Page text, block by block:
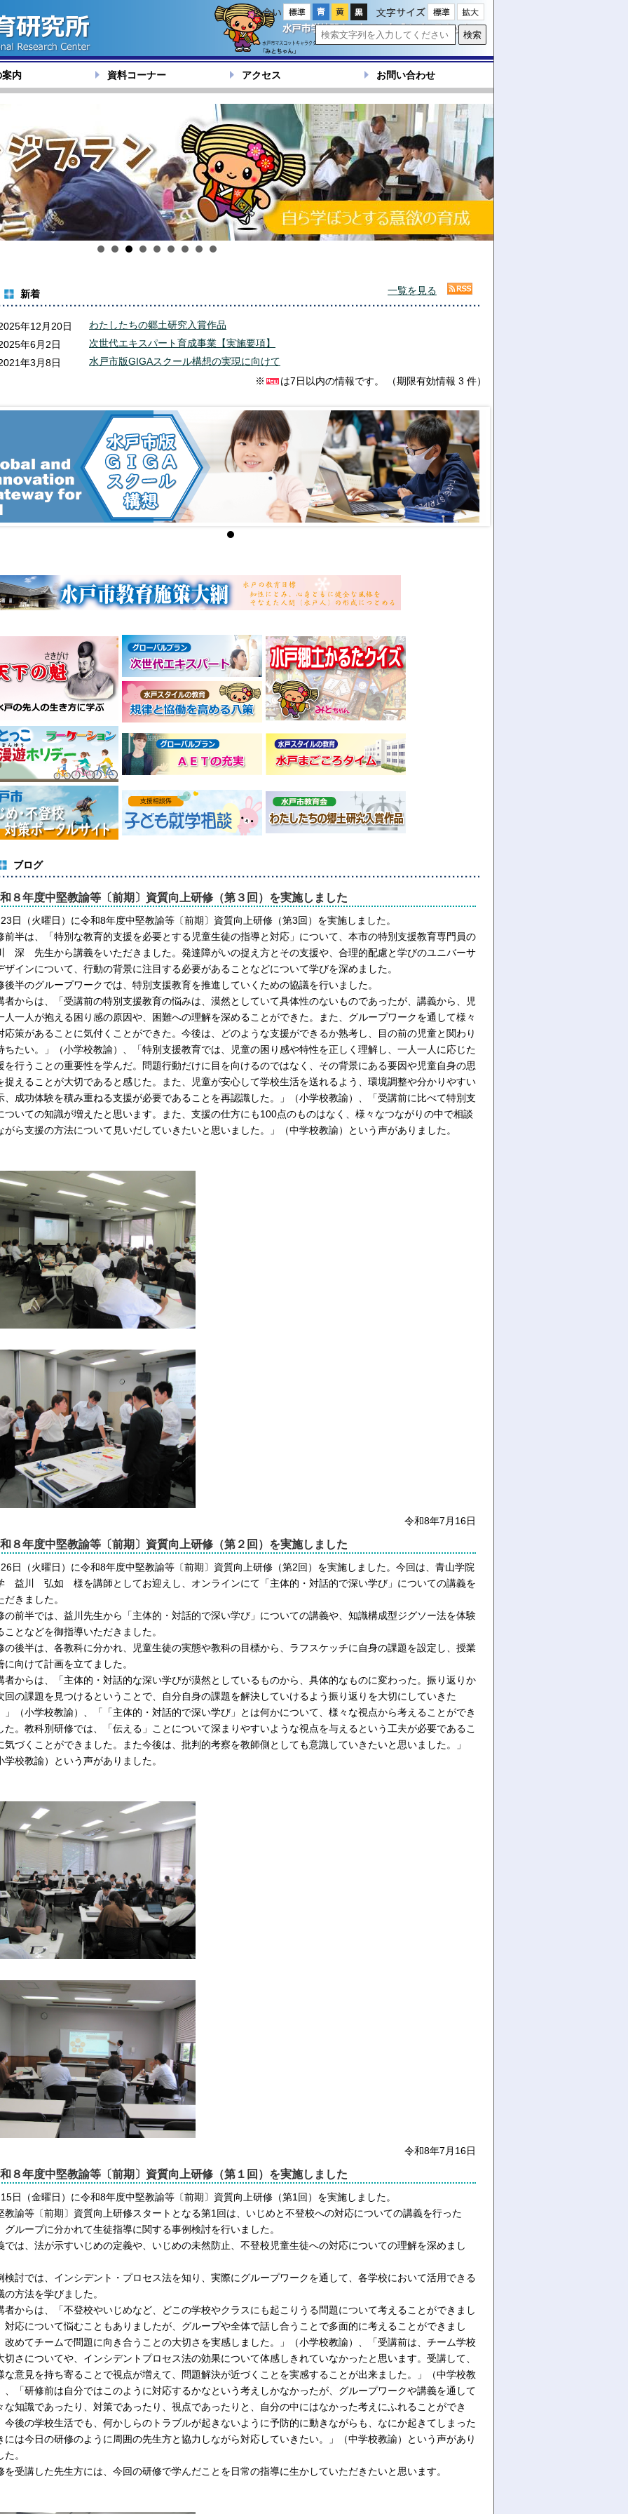
色合い 文字サイズ
案内 資料コーナー アクセス お問い合わせ
新着 一覧を見る
年12月20日
わたしたちの郷土研究入賞作品
年6月2日
次世代エキスパート育成事業【実施要項】
年3月8日
水戸市版GIGAスクール構想の実現に向けて
※
は7日以内の情報です。 （期限有効情報 3 件）
ブログ
８年度中堅教諭等〔前期〕資質向上研修（第３回）を実施しました
日（火曜日）に令和8年度中堅教諭等〔前期〕資質向上研修（第3回）を実施しました。
前半は、「特別な教育的支援を必要とする児童生徒の指導と対応」について、本市の特別支援教育専門員の
深 先生から講義をいただきました。発達障がいの捉え方とその支援や、合理的配慮と学びのユニバーサ
ザインについて、行動の背景に注目する必要があることなどについて学びを深めました。
後半のグループワークでは、特別支援教育を推進していくための協議を行いました。
者からは、「受講前の特別支援教育の悩みは、漠然としていて具体性のないものであったが、講義から、児
人一人が抱える困り感の原因や、困難への理解を深めることができた。また、グループワークを通して様々
応策があることに気付くことができた。今後は、どのような支援ができるか熟考し、目の前の児童と関わり
ちたい。」（小学校教諭）、「特別支援教育では、児童の困り感や特性を正しく理解し、一人一人に応じた
を行うことの重要性を学んだ。問題行動だけに目を向けるのではなく、その背景にある要因や児童自身の思
捉えることが大切であると感じた。また、児童が安心して学校生活を送れるよう、環境調整や分かりやすい
、成功体験を積み重ねる支援が必要であることを再認識した。」（小学校教諭）、「受講前に比べて特別支
ついての知識が増えたと思います。また、支援の仕方にも100点のものはなく、様々なつながりの中で相談
がら支援の方法について見いだしていきたいと思いました。」（中学校教諭）という声がありました。
令和8年7月16日
８年度中堅教諭等〔前期〕資質向上研修（第２回）を実施しました
日（火曜日）に令和8年度中堅教諭等〔前期〕資質向上研修（第2回）を実施しました。今回は、青山学院
益川 弘如 様を講師としてお迎えし、オンラインにて「主体的・対話的で深い学び」についての講義を
だきました。
の前半では、益川先生から「主体的・対話的で深い学び」についての講義や、知識構成型ジグソー法を体験
ことなどを御指導いただきました。
の後半は、各教科に分かれ、児童生徒の実態や教科の目標から、ラフスケッチに自身の課題を設定し、授業
に向けて計画を立てました。
者からは、「主体的・対話的な深い学びが漠然としているものから、具体的なものに変わった。振り返りか
回の課題を見つけるということで、自分自身の課題を解決していけるよう振り返りを大切にしていきた
」（小学校教諭）、「「主体的・対話的で深い学び」とは何かについて、様々な視点から考えることができ
た。教科別研修では、「伝える」ことについて深まりやすいような視点を与えるという工夫が必要であるこ
気づくことができました。また今後は、批判的考察を教師側としても意識していきたいと思いました。」
学校教諭）という声がありました。
令和8年7月16日
８年度中堅教諭等〔前期〕資質向上研修（第１回）を実施しました
日（金曜日）に令和8年度中堅教諭等〔前期〕資質向上研修（第1回）を実施しました。
教諭等〔前期〕資質向上研修スタートとなる第1回は、いじめと不登校への対応についての講義を行った
グループに分かれて生徒指導に関する事例検討を行いました。
では、法が示すいじめの定義や、いじめの未然防止、不登校児童生徒への対応についての理解を深めまし
検討では、インシデント・プロセス法を知り、実際にグループワークを通して、各学校において活用できる
の方法を学びました。
者からは、「不登校やいじめなど、どこの学校やクラスにも起こりうる問題について考えることができまし
対応について悩むこともありましたが、グループや全体で話し合うことで多面的に考えることができまし
改めてチームで問題に向き合うことの大切さを実感しました。」（小学校教諭）、「受講前は、チーム学校
切さについてや、インシデントプロセス法の効果について体感しきれていなかったと思います。受講して、
な意見を持ち寄ることで視点が増えて、問題解決が近づくことを実感することが出来ました。」（中学校教
、「研修前は自分ではこのように対応するかなという考えしかなかったが、グループワークや講義を通して
な知識であったり、対策であったり、視点であったりと、自分の中にはなかった考えにふれることができ
今後の学校生活でも、何かしらのトラブルが起きないように予防的に動きながらも、なにか起きてしまった
には今日の研修のように周囲の先生方と協力しながら対応していきたい。」（中学校教諭）という声があり
た。
を受講した先生方には、今回の研修で学んだことを日常の指導に生かしていただきたいと思います。